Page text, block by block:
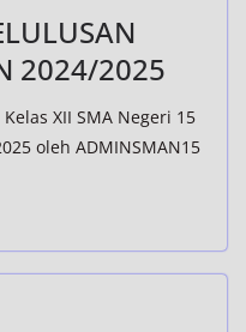
2024/2025
XII SMA Negeri 15
oleh ADMINSMAN15